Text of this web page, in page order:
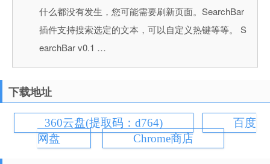
什么都没有发生，您可能需要刷新页面。SearchBar
插件支持搜索选定的文本，可以自定义热键等等。 S
earchBar v0.1 …
下载地址
360云盘(提取码：d764)
百度
网盘
Chrome商店